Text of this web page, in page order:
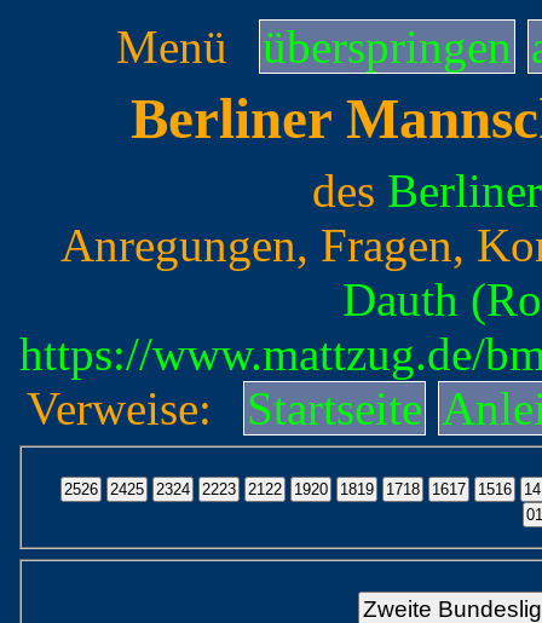
Menü überspringen
Berliner
des
Anregungen, Fragen,
Dauth
https://www.mattzug.de/
Verweise:
Startseite
Zweite